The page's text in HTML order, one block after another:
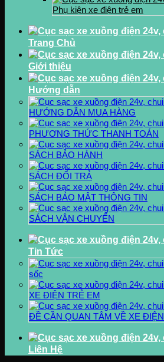
Phụ kiện xe điện trẻ em
Trang Chủ
Giới thiệu
Hướng dẫn
HƯỚNG DẪN MUA HÀNG
PHƯƠNG THỨC THANH TOÁN
SÁCH BẢO HÀNH
SÁCH ĐỔI TRẢ
SÁCH BẢO MẬT THÔNG TIN
SÁCH VẬN CHUYỂN
Tin Tức
sốc
XE ĐIỆN TRẺ EM
ĐỀ CẦN QUAN TÂM VỀ XE ĐIỆN
Liên Hệ